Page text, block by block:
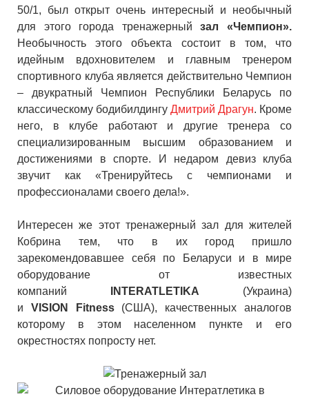
50/1, был открыт очень интересный и необычный
для этого города тренажерныйзал «Чемпион».
Необычность этого объекта состоит в том, что
идейным вдохновителем и главным тренером
спортивного клуба является действительно Чемпион
– двукратный Чемпион Республики Беларусь по
классическому бодибилдингу Дмитрий Драгун. Кроме
него, в клубе работают и другие тренера со
специализированным высшим образованием и
достижениями в спорте. И недаром девиз клуба
звучит как «Тренируйтесь с чемпионами и
профессионалами своего дела!».
Интересен же этот тренажерный зал для жителей
Кобрина тем, что в их город пришло
зарекомендовавшее себя по Беларуси и в мире
оборудование от известных
компаний
INTERATLETIKA (Украина)
и VISION Fitness(США), качественных аналогов
которому в этом населенном пункте и его
окрестностях попросту нет.